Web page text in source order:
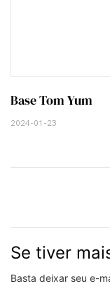
Base Tom Yum
2024-01-23
Se tiver
Basta deixar seu e-